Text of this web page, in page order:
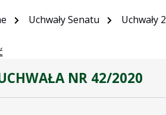
Uchwały Senatu Uchwały
NR 42/2020